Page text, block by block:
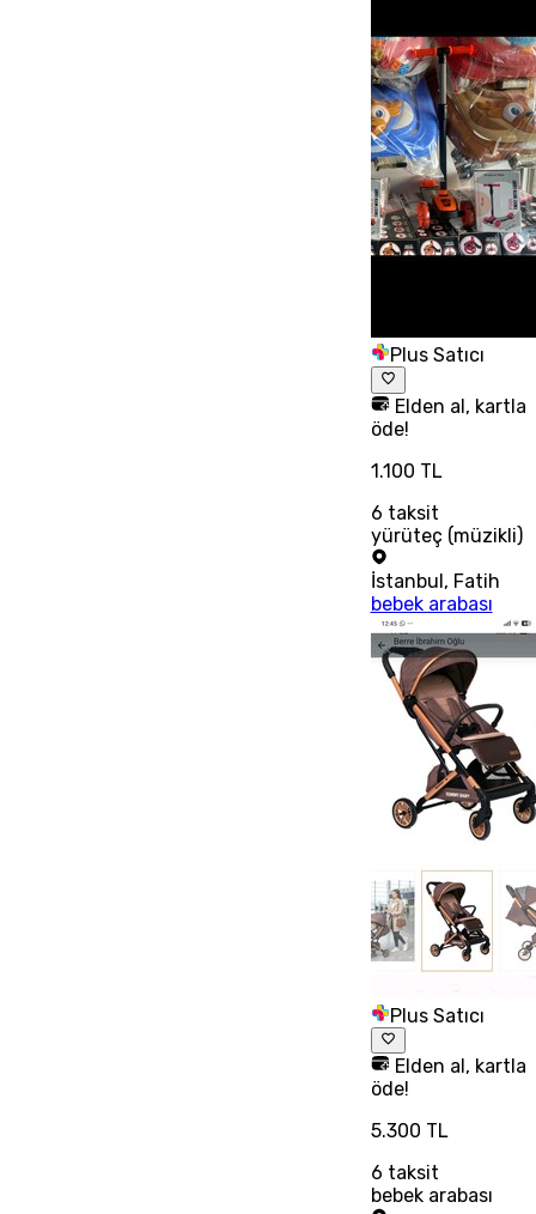
Plus Satıcı
Elden al, kartla
öde!
1.100 TL
6 taksit
yürüteç (müzikli)
İstanbul, Fatih
bebek arabası
Plus Satıcı
Elden al, kartla
öde!
5.300 TL
6 taksit
bebek arabası